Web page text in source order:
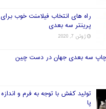
راه های انتخاب فیلامنت خوب برای
پرینتر سه بعدی
ژوئن 7, 2020
چاپ سه بعدی جهان در دست چین
تولید کفش با توجه به فرم و اندازه
پا